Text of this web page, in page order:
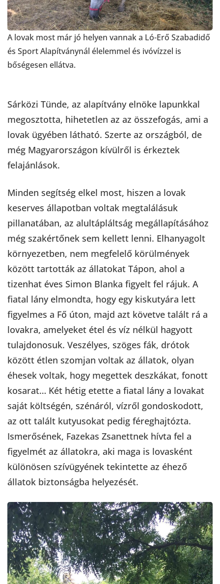
A lovak most már jó helyen vannak a Ló-Erő Szabadidő
és Sport Alapítványnál élelemmel és ivóvízzel is
bőségesen ellátva.
Sárközi Tünde, az alapítvány elnöke lapunkkal
megosztotta, hihetetlen az az összefogás, ami a
lovak ügyében látható. Szerte az országból, de
még Magyarországon kívülről is érkeztek
felajánlások.
Minden segítség elkel most, hiszen a lovak
keserves állapotban voltak megtalálásuk
pillanatában, az alultápláltság megállapításához
még szakértőnek sem kellett lenni. Elhanyagolt
környezetben, nem megfelelő körülmények
között tartották az állatokat Tápon, ahol a
tizenhat éves Simon Blanka figyelt fel rájuk. A
fiatal lány elmondta, hogy egy kiskutyára lett
figyelmes a Fő úton, majd azt követve talált rá a
lovakra, amelyeket étel és víz nélkül hagyott
tulajdonosuk. Veszélyes, szöges fák, drótok
között étlen szomjan voltak az állatok, olyan
éhesek voltak, hogy megettek deszkákat, fonott
kosarat… Két hétig etette a fiatal lány a lovakat
saját költségén, szénáról, vízről gondoskodott,
az ott talált kutyusokat pedig féreghajtózta.
Ismerősének, Fazekas Zsanettnek hívta fel a
figyelmét az állatokra, aki maga is lovasként
különösen szívügyének tekintette az éhező
állatok biztonságba helyezését.